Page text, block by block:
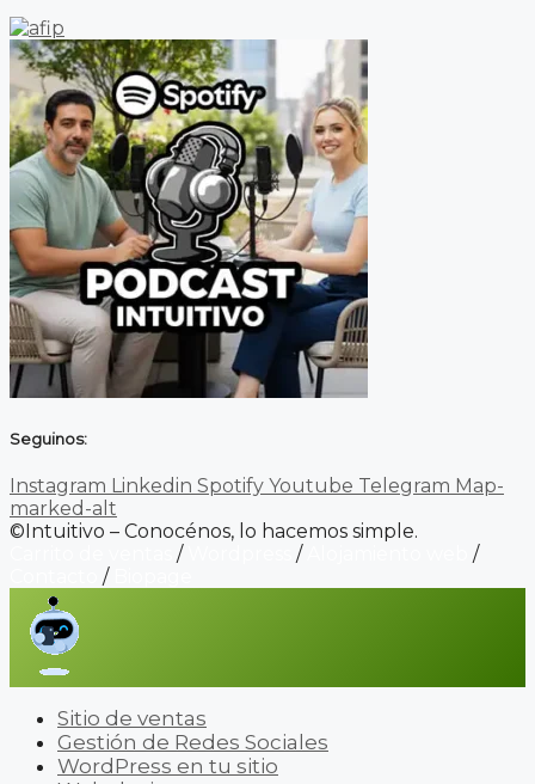
Seguinos:
Instagram Linkedin Spotify Youtube Telegram Map-
marked-alt
©Intuitivo – Conocénos, lo hacemos simple.
/ /
/
/
Sitio de ventas
Gestión de Redes Sociales
WordPress en tu sitio